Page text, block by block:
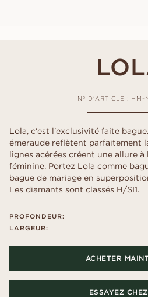
Nº D'ARTICLE : HM-
Lola, c'est l'exclusivité faite
émeraude reflètent parfaitement
lignes acérées créent une allure
féminine. Portez Lola comme
bague de mariage en
Les diamants sont classés H/SI1.
PROFONDEUR:
LARGEUR:
ACHETER
ESSAYEZ